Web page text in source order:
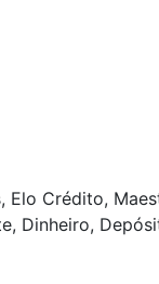
Elo Crédito,
Dinheiro,